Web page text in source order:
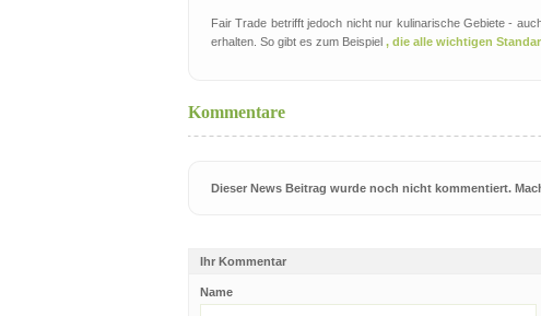
Fair Trade betrifft jedoch nicht nur kulinarische Gebiete -
erhalten. So gibt es zum Beispiel , die alle wichtigen
Kommentare
Dieser News Beitrag wurde noch nicht kommentiert.
Ihr Kommentar
Name